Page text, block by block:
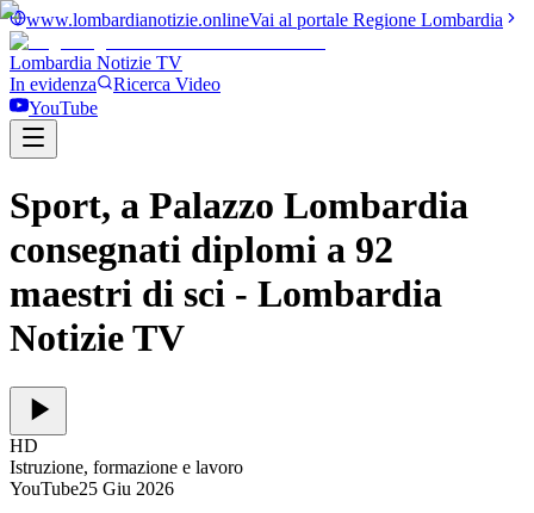
www.lombardianotizie.onlineVai al portale Regione Lombardia
Lombardia Notizie TV
In evidenza
Ricerca Video
YouTube
Sport, a Palazzo Lombardia
consegnati diplomi a 92
maestri di sci - Lombardia
Notizie TV
HD
Istruzione, formazione e lavoro
YouTube25 Giu 2026